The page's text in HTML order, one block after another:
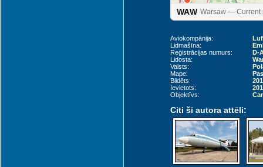
WAW Warsaw — Current
Aviokompānija:
Lidmašīna:
Reģistrācijas numurs:
D-
Lidosta:
Valsts:
Mape:
Bildēts:
Ievietots:
Objektīvs:
Citi šī autora attēli: